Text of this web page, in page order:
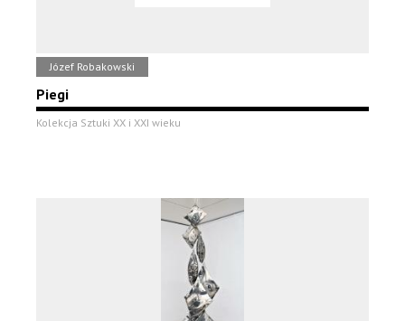
Józef Robakowski
Piegi
Kolekcja Sztuki XX i XXI wieku